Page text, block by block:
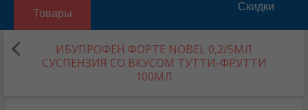
Товары
Скидки
ИБУПРОФЕН ФОРТЕ NOBEL 0,2/5МЛ
СУСПЕНЗИЯ СО ВКУСОМ ТУТТИ-ФРУТТИ
100МЛ